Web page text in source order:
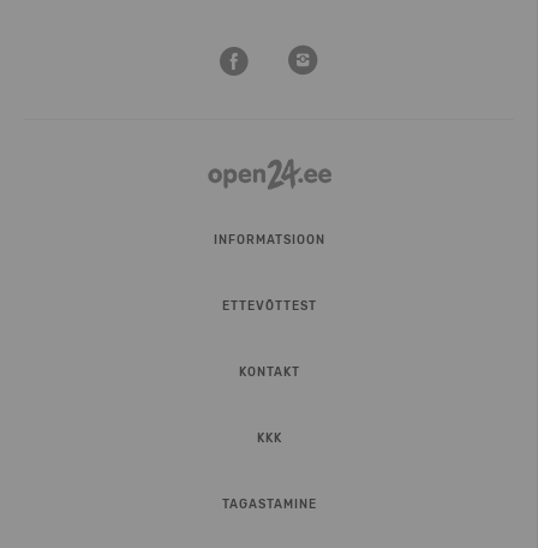
INFORMATSIOON
ETTEVÕTTEST
KONTAKT
KKK
TAGASTAMINE